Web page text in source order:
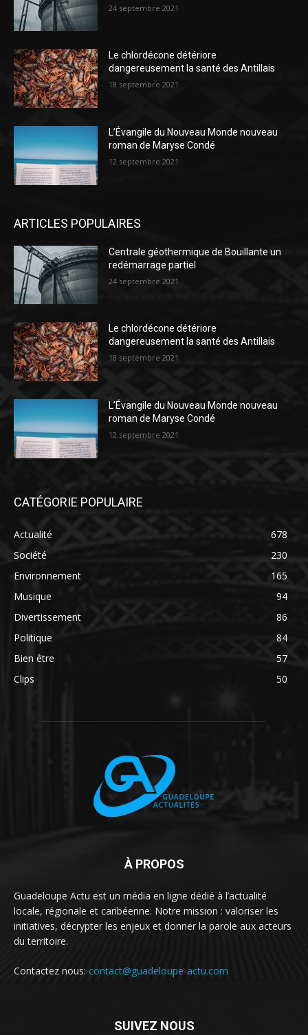
24 septembre 2021
Le chlordécone détériore
dangereusement la santé des Antillais
18 septembre 2021
L’Évangile du Nouveau Monde nouveau
roman de Maryse Condé
12 septembre 2021
ARTICLES POPULAIRES
Centrale géothermique de Bouillante un
redémarrage partiel
24 septembre 2021
Le chlordécone détériore
dangereusement la santé des Antillais
18 septembre 2021
L’Évangile du Nouveau Monde nouveau
roman de Maryse Condé
12 septembre 2021
CATÉGORIE POPULAIRE
Actualité
678
Société
230
Environnement
165
Musique
94
Divertissement
86
Politique
84
Bien être
57
Clips
50
À PROPOS
Guadeloupe Actu est un média en ligne dédié à l’actualité
locale, régionale et caribéenne. Notre mission : valoriser les
initiatives, décrypter les enjeux et donner la parole aux acteurs
du territoire.
Contactez nous: contact@guadeloupe-actu.com
SUIVEZ NOUS